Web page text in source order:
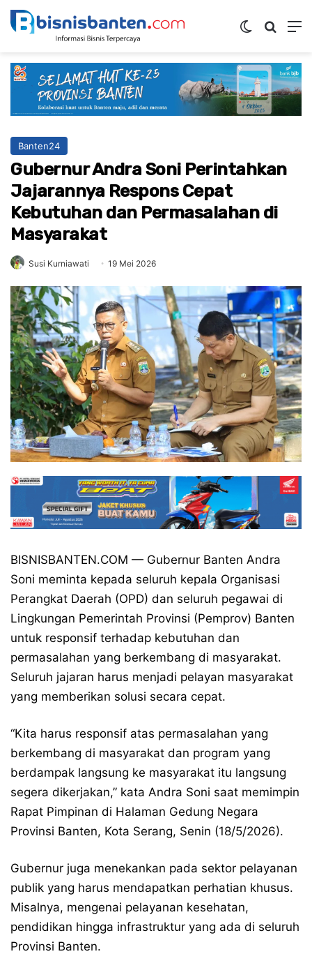
Switch skin
Banten24
Gubernur Andra Soni Perintahkan
Jajarannya Respons Cepat
Kebutuhan dan Permasalahan di
Masyarakat
Susi Kurniawati 19 Mei 2026
BISNISBANTEN.COM — Gubernur Banten Andra
Soni meminta kepada seluruh kepala Organisasi
Perangkat Daerah (OPD) dan seluruh pegawai di
Lingkungan Pemerintah Provinsi (Pemprov) Banten
untuk responsif terhadap kebutuhan dan
permasalahan yang berkembang di masyarakat.
Seluruh jajaran harus menjadi pelayan masyarakat
yang memberikan solusi secara cepat.
“Kita harus responsif atas permasalahan yang
berkembang di masyarakat dan program yang
berdampak langsung ke masyarakat itu langsung
segera dikerjakan,” kata Andra Soni saat memimpin
Rapat Pimpinan di Halaman Gedung Negara
Provinsi Banten, Kota Serang, Senin (18/5/2026).
Gubernur juga menekankan pada sektor pelayanan
publik yang harus mendapatkan perhatian khusus.
Misalnya, mengenai pelayanan kesehatan,
pendidikan hingga infrastruktur yang ada di seluruh
Provinsi Banten.